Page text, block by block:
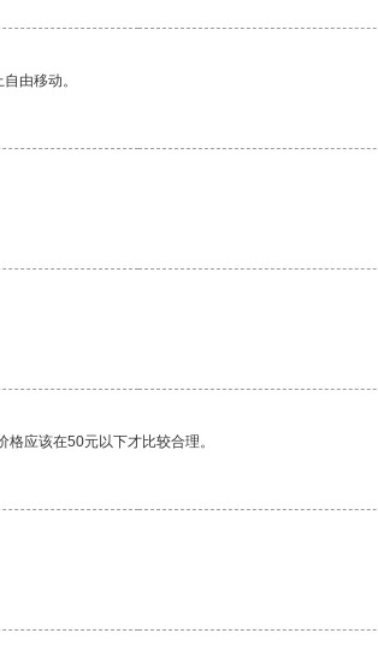
由移动。
应该在50元以下才比较合理。